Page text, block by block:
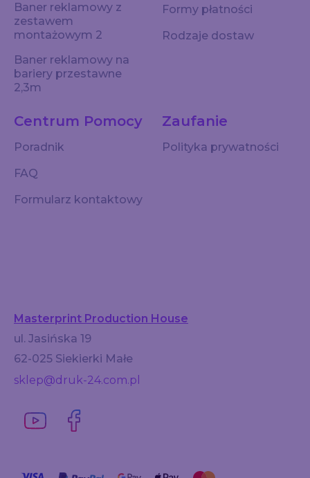
Baner reklamowy z
zestawem
montażowym 2
Baner reklamowy na
bariery przestawne
2,3m
Centrum Pomocy
Poradnik
FAQ
Formularz kontaktowy
Zaufanie
Polityka prywatności
Formy płatności
Rodzaje dostaw
Masterprint Production House
ul. Jasińska 19
62-025 Siekierki Małe
sklep@druk-24.com.pl